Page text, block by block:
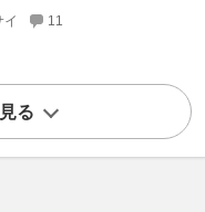
イ 11
る